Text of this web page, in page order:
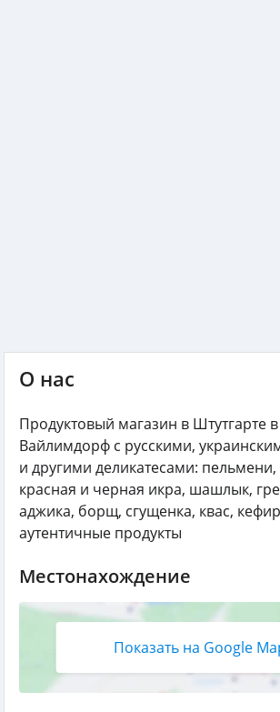
О нас
Продуктовый магазин в Штутгарте
Вайлимдорф с русскими,
и другими деликатесами:
красная и черная икра, шашлык,
аджика, борщ, сгущенка, квас,
аутентичные продукты
Местонахождение
Показать на Google